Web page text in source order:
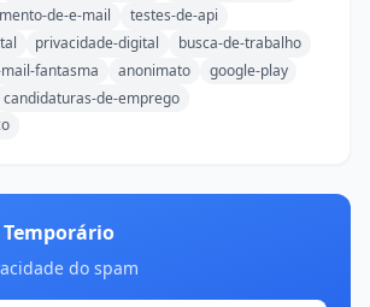
de-e-mail
testes-de-api
privacidade-digital
busca-de-trabalho
fantasma anonimato
google-play
candidaturas-de-emprego
do spam